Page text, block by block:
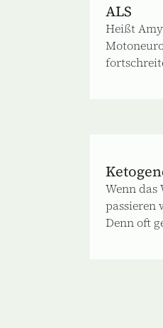
ALS
Heißt
Wenn
passieren
Denn oft